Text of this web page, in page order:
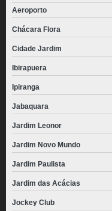
Aeroporto
Chácara Flora
Cidade Jardim
Ibirapuera
Ipiranga
Jabaquara
Jardim Leonor
Jardim Novo Mundo
Jardim Paulista
Jardim das Acácias
Jockey Club